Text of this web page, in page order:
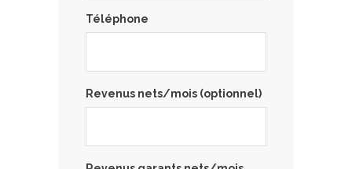
Téléphone
Revenus nets/mois (optionnel)